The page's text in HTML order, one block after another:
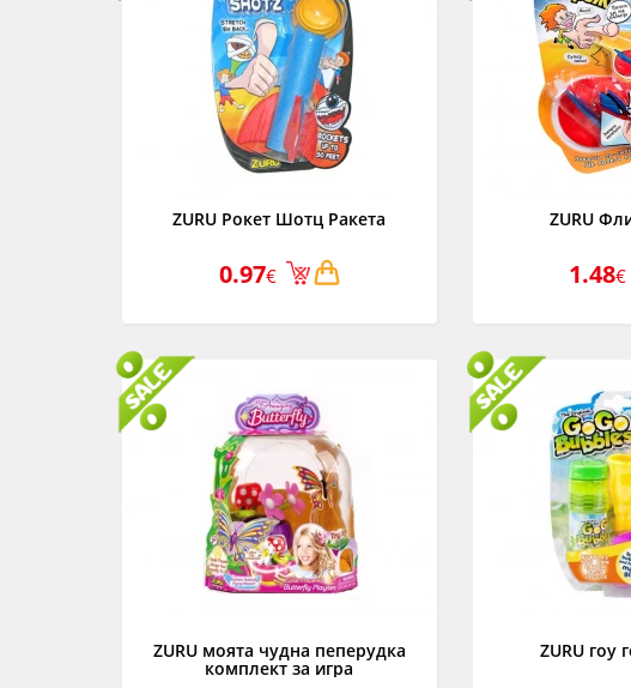
ZURU Рокет Шотц Ракета
0.97€
ZURU
1.48€
ZURU моята чудна пеперудка
комплект за игра
ZURU гоу